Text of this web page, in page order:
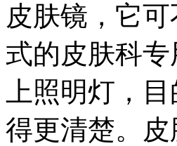
皮肤镜，它
式的皮肤科
上照明灯，
得更清楚。